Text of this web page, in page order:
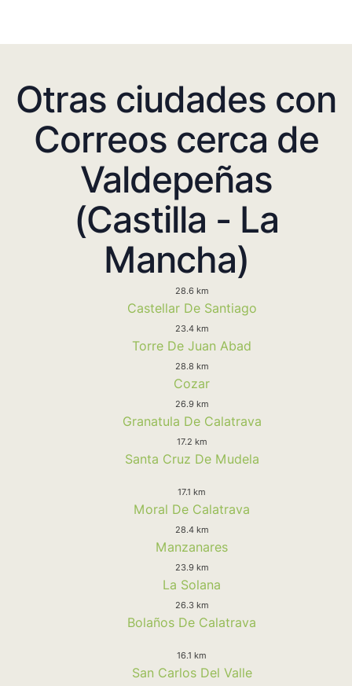
Otras ciudades con
Correos cerca de
Valdepeñas
(Castilla - La
Mancha)
28.6 km
Castellar De Santiago
23.4 km
Torre De Juan Abad
28.8 km
Cozar
26.9 km
Granatula De Calatrava
17.2 km
Santa Cruz De Mudela
17.1 km
Moral De Calatrava
28.4 km
Manzanares
23.9 km
La Solana
26.3 km
Bolaños De Calatrava
16.1 km
San Carlos Del Valle